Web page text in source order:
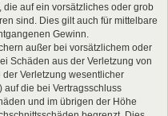
auf ein vorsätzliches oder grob
sind. Dies gilt auch für mittelbare
Gewinn.
außer bei vorsätzlichem oder
Schäden aus der Verletzung von
Verletzung wesentlicher
auf die bei Vertragsschluss
und im übrigen der Höhe